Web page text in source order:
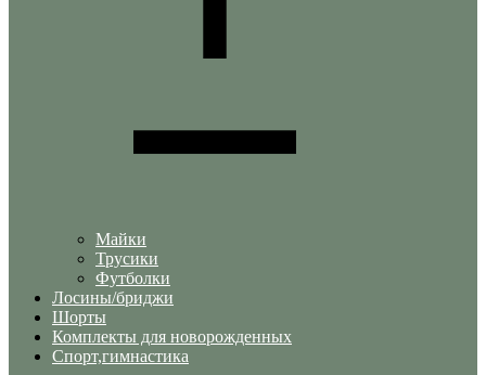
Майки
Трусики
Футболки
Лосины/бриджи
Шорты
Комплекты для новорожденных
Спорт,гимнастика